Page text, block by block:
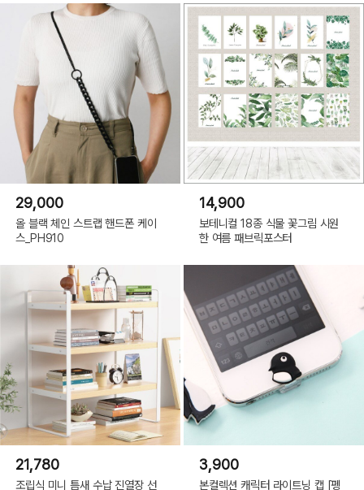
29,000
올 블랙 체인 스트랩 핸드폰 케이
스_PH910
14,900
보테니컬 18종 식물 꽃그림 시원
한 여름 패브릭포스터
21,780
조립식 미니 틈새 수납 진열장 선
3,900
본컬렉션 캐릭터 라이트닝 캡 [펭